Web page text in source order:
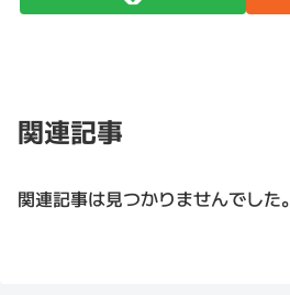
関連記事
関連記事は見つかりませんでした。